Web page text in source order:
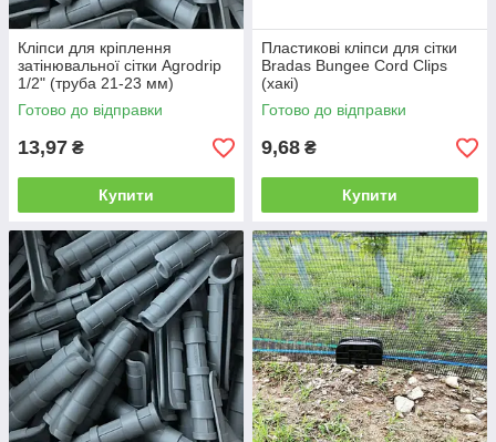
Кліпси для кріплення
затінювальної сітки Agrodrip
1/2" (труба 21-23 мм)
Готово до відправки
13,97 ₴
Купити
Пластикові кліпси для сітки
Bradas Bungee Cord Clips
(хакі)
Готово до відправки
9,68 ₴
Купити